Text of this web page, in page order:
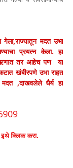
मदत उभा
प्रयत्न केला. हा
ऋणात तर आहेच पण या
खंबीरपणे उभा राहत
,दाखवलेले धैर्य हा
इथे क्लिक करा.